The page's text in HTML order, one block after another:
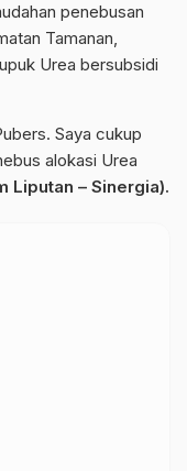
penebusan
Tamanan,
Urea bersubsidi
Saya cukup
alokasi Urea
Liputan – Sinergia).